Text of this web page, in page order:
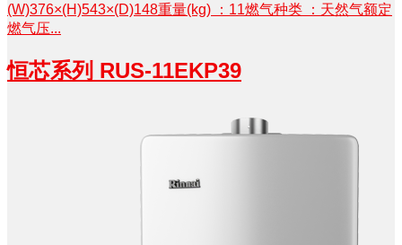
(W)376×(H)543×(D)148重量(kg) ：11燃气种类 ：天然气额定
燃气压...
恒芯系列 RUS-11EKP39